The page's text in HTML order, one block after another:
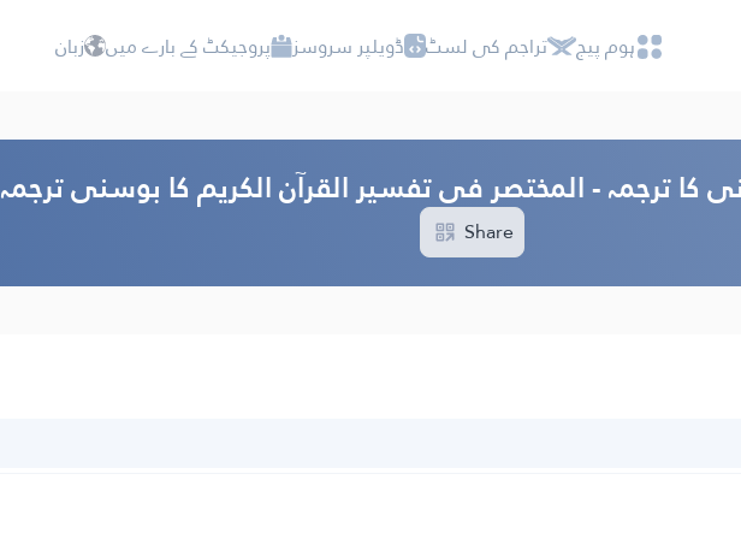
ہوم پیج تراجم کی لسٹ ڈویلپر سروسز پروجیکٹ کے بارے میں زبان
کا ترجمہ - المختصر فی تفسیر القرآن الکریم کا بوسنی ترجمہ
Share